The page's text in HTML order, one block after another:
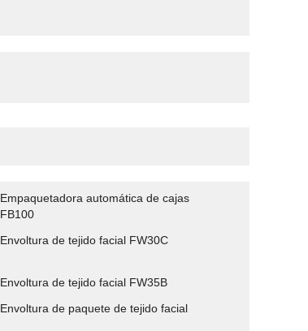
Empaquetadora automática de cajas
FB100
Envoltura de tejido facial FW30C
Envoltura de tejido facial FW35B
Envoltura de paquete de tejido facial